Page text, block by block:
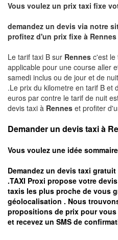
Vous voulez un prix taxi fixe
demandez un devis via notre
profitez d'un prix fixe à Rennes
Le tarif taxi B sur Rennes c'est le
applicable pour une course aller
samedi inclus ou de jour et de
.Le prix du kilometre en tarif B et
euros par contre le tarif de nuit
devis taxi à Rennes et profiter
Demander un devis taxi à
Vous voulez une idée
Demandez un devis taxi
.TAXI Proxi propose votre
taxis les plus proche de vous
géolocalisation . Nous
propositions de prix pour vous
et recevez un SMS de